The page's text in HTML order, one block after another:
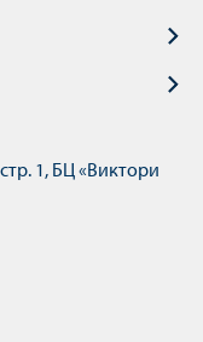
1, БЦ «Виктори